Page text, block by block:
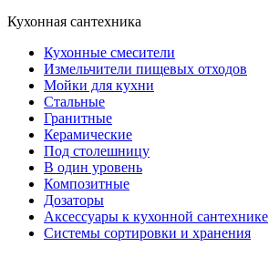
Кухонная сантехника
Кухонные смесители
Измельчители пищевых отходов
Мойки для кухни
Стальные
Гранитные
Керамические
Под столешницу
В один уровень
Композитные
Дозаторы
Аксессуары к кухонной сантехнике
Системы сортировки и хранения